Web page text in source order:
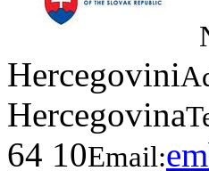
Hercegovini
Hercegovina
64 10Email: